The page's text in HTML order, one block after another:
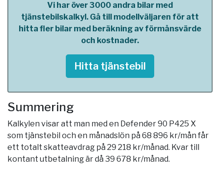
Vi har över 3000 andra bilar med
tjänstebilskalkyl. Gå till modellväljaren för att
hitta fler bilar med beräkning av förmånsvärde
och kostnader.
Hitta tjänstebil
Summering
Kalkylen visar att man med en Defender 90 P425 X
som tjänstebil och en månadslön på 68 896 kr/mån får
ett totalt skatteavdrag på 29 218 kr/månad. Kvar till
kontant utbetalning är då 39 678 kr/månad.